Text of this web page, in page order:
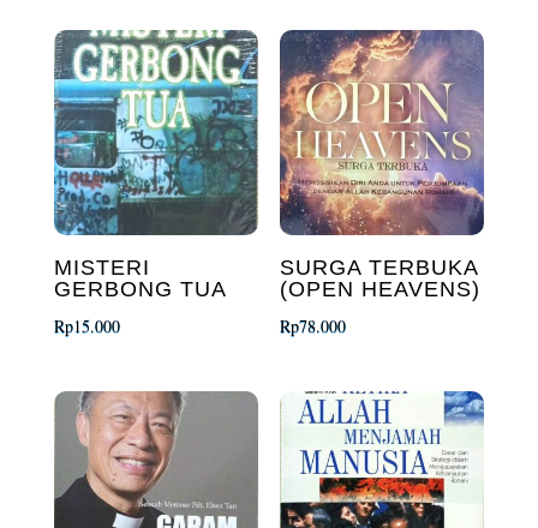
MISTERI
GERBONG TUA
Rp15.000
SURGA TERBUKA
(OPEN HEAVENS)
Rp78.000